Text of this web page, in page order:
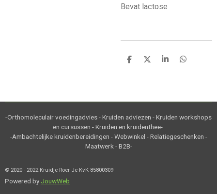
Bevat lactose
D
D
S
D
-Orthomoleculair voedingadvies - Kruiden adviezen - Kruiden workshops
en cursussen - Kruiden en kruidenthee-
-Ambachtelijke kruidenbereidingen - Webwinkel - Relatiegeschenken -
Maatwerk - B2B-
© 2020 - 2022 Kruidje Roer Je KvK 85800309
Powered by JouwWeb